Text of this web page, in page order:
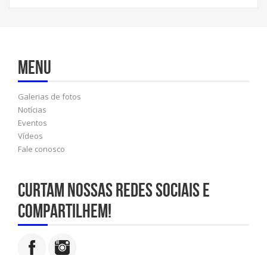
Menu
Galerias de fotos
Notícias
Eventos
Vídeos
Fale conosco
Curtam nossas redes sociais e
compartilhem!